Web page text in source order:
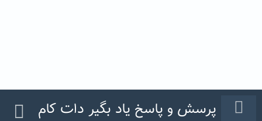
پرسش و پاسخ یاد بگیر دات کام